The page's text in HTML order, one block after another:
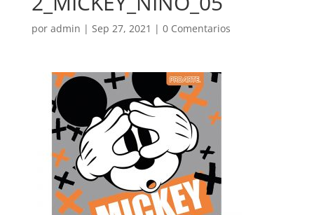
por admin | Sep 27, 2021 | 0 Comentarios